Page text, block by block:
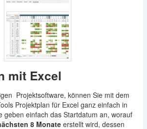
mit Excel
Projektsoftware, können Sie mit dem
Projektplan für Excel ganz einfach in
geben einfach das Startdatum an, worauf
8 Monateerstellt wird, dessen